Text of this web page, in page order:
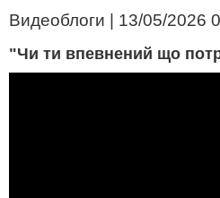
Видеоблоги | 13/05/2026
"Чи ти впевнений що